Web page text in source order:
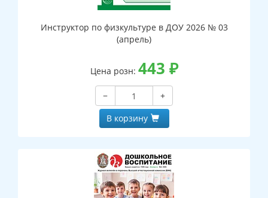
Инструктор по физкультуре в ДОУ 2026 № 03
(апрель)
Цена розн: 443 ₽
−
+
В корзину